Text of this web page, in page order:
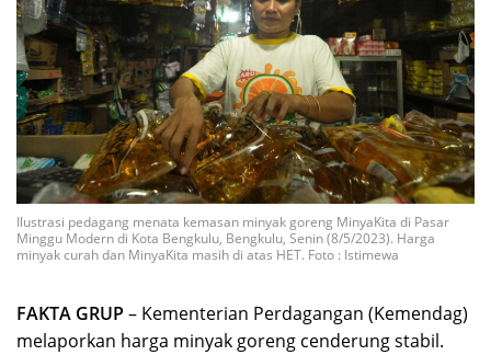
Ilustrasi pedagang menata kemasan minyak goreng MinyaKita di Pasar
Minggu Modern di Kota Bengkulu, Bengkulu, Senin (8/5/2023). Harga
minyak curah dan MinyaKita masih di atas HET. Foto : Istimewa
FAKTA GRUP – Kementerian Perdagangan (Kemendag)
melaporkan harga minyak goreng cenderung stabil.